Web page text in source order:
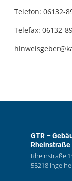
Telefon: 06132-
Telefax: 06132-
GTR –
Rheinstraße
Rheinstraße
55218